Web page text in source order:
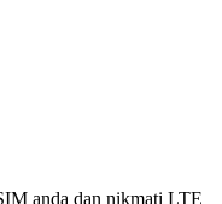
anda dan nikmati LTE